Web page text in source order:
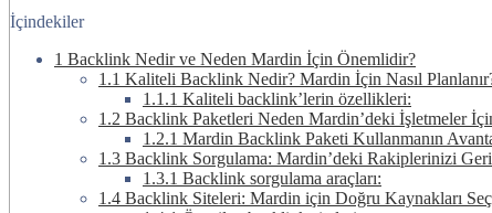
İçindekiler
1 Backlink Nedir ve Neden Mardin İçin Önemlidir?
1.1 Kaliteli Backlink Nedir? Mardin İçin Nasıl
1.1.1 Kaliteli backlink’lerin özellikleri:
1.2 Backlink Paketleri Neden Mardin’deki İşletmeler
1.2.1 Mardin Backlink Paketi Kullanmanın
1.3 Backlink Sorgulama: Mardin’deki Rakiplerinizi
1.3.1 Backlink sorgulama araçları:
1.4 Backlink Siteleri: Mardin için Doğru Kaynakları